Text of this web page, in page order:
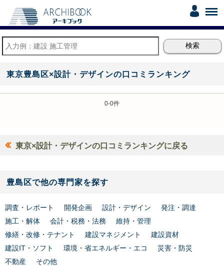
東京豊島区×設計・デザインの口コミランキング
0-0件
東京×設計・デザインの口コミランキングに戻る
豊島区で他の専門家を探す
調査・レポート 開発企画 設計・デザイン
発注・調達
施工・解体
会計・税務・法務
維持・管理
修繕・改修・テナント
建設マネジメント
建設資材
建設IT・ソフト
環境・省エネルギー・エコ
災害・防災
不動産
その他